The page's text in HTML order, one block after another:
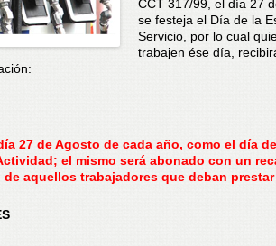
CCT 317/99, el día 27
se festeja el Día de la
Servicio, por lo cual
trabajen ése día,
27 de Agosto de cada año, como el día
el mismo será abonado con un
de aquellos trabajadores que deban